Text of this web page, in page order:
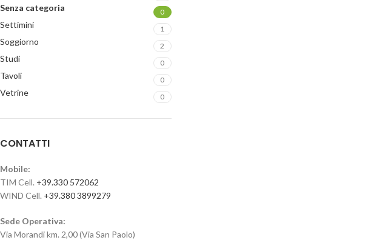
Senza categoria 0
Settimini 1
Soggiorno 2
Studi 0
Tavoli 0
Vetrine 0
CONTATTI
Mobile:
TIM Cell. +39.330 572062
WIND Cell. +39.380 3899279
Sede Operativa:
Via Morandi km. 2,00 (Via San Paolo)